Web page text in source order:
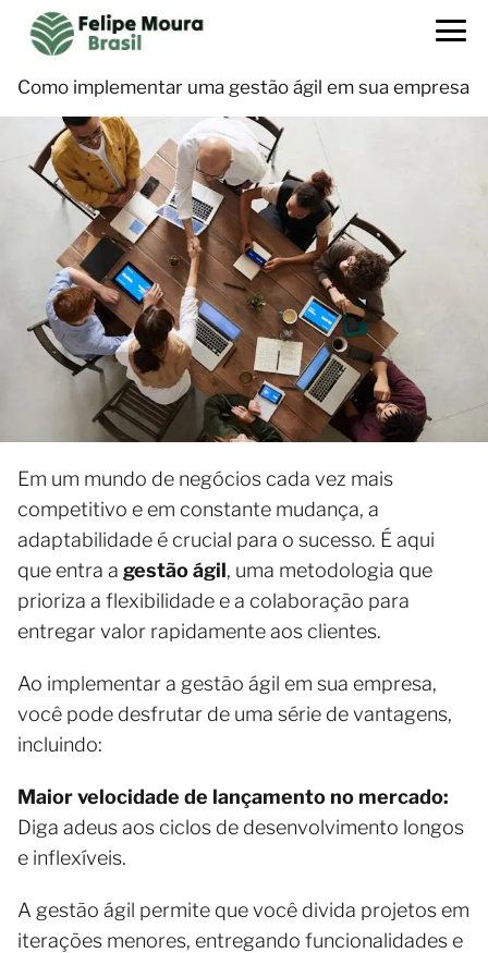
Como implementar uma gestão ágil em sua empresa
Em um mundo de negócios cada vez mais
competitivo e em constante mudança, a
adaptabilidade é crucial para o sucesso. É aqui
que entra a gestão ágil, uma metodologia que
prioriza a flexibilidade e a colaboração para
entregar valor rapidamente aos clientes.
Ao implementar a gestão ágil em sua empresa,
você pode desfrutar de uma série de vantagens,
incluindo:
Maior velocidade de lançamento no mercado:
Diga adeus aos ciclos de desenvolvimento longos
e inflexíveis.
A gestão ágil permite que você divida projetos em
iterações menores, entregando funcionalidades e